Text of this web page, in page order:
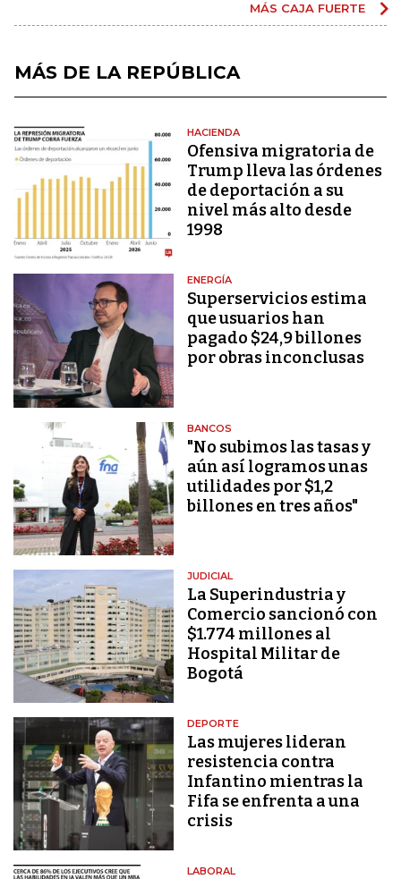
MÁS CAJA FUERTE
MÁS DE LA REPÚBLICA
HACIENDA
Ofensiva migratoria de
Trump lleva las órdenes
de deportación a su
nivel más alto desde
1998
ENERGÍA
Superservicios estima
que usuarios han
pagado $24,9 billones
por obras inconclusas
BANCOS
"No subimos las tasas y
aún así logramos unas
utilidades por $1,2
billones en tres años"
JUDICIAL
La Superindustria y
Comercio sancionó con
$1.774 millones al
Hospital Militar de
Bogotá
DEPORTE
Las mujeres lideran
resistencia contra
Infantino mientras la
Fifa se enfrenta a una
crisis
LABORAL